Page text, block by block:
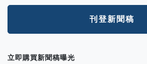
刊登新聞稿
立即購買新聞稿曝光